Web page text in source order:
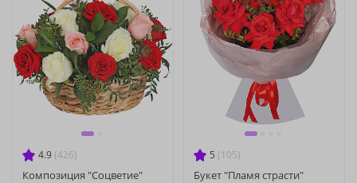
4.9 (426)
Композиция "Соцветие"
5 (105)
Букет "Пламя страсти"